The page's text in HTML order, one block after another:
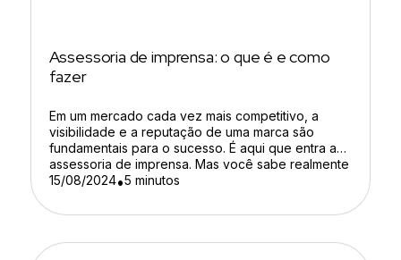
Assessoria de imprensa: o que é e como
fazer
Em um mercado cada vez mais competitivo, a
visibilidade e a reputação de uma marca são
fundamentais para o sucesso. É aqui que entra a
assessoria de imprensa. Mas você sabe realmente
como ela pode transformar o seu negócio? Neste
importância de contar com uma assessoria de
15/08/2024•5 minutos